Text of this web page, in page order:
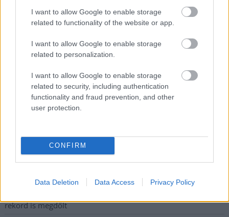
I want to allow Google to enable storage
related to functionality of the website or app.
I want to allow Google to enable storage
related to personalization.
I want to allow Google to enable storage
related to security, including authentication
functionality and fraud prevention, and other
user protection.
CONFIRM
Data Deletion Data Access Privacy Policy
lezárnak a napokban, a közlekedés az átlagost is meghaladó
mértékben lebénul
Elromlott a biztosítóberendezés a ceglédi vasútvonalon,
alapos késések alakultak ki a menetrendhez képest,
Ön szerint hogy készül a hamisítatlan szolnoki habos isler?
Országos ellenőrzés indult a hazai akkumulátoripari
kiskereskedelemben
Györfi Mihály több tucat vállalkozással egyeztetett a
rekord is megdőlt